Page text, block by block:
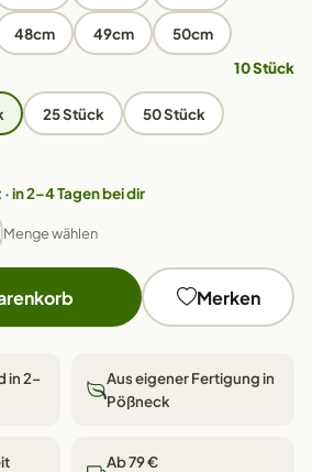
48cm 49cm 50cm
10 Stück
25 Stück 50 Stück
in 2–4 Tagen bei dir
Menge wählen
Merken
in 2–
Aus eigener Fertigung in
Pößneck
Ab 79 €